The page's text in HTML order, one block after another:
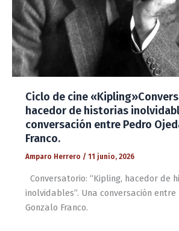
Ciclo de cine
hacedor de historias
conversación entre Pedro
Franco.
Amparo Herrero / 11 junio, 2026
Conversatorio: “Kipling, hacedor de
inolvidables”. Una conversación entre
Gonzalo Franco.